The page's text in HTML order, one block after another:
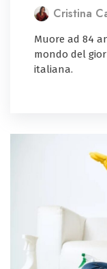
Cristina
Muore ad 84
mondo del
italiana.